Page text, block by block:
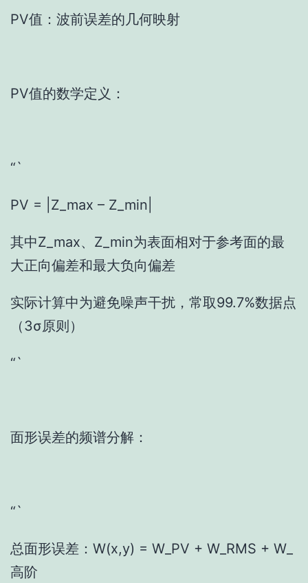
PV值：波前误差的几何映射
PV值的数学定义：
“`
PV = |Z_max – Z_min|
其中Z_max、Z_min为表面相对于参考面的最
大正向偏差和最大负向偏差
实际计算中为避免噪声干扰，常取99.7%数据点
（3σ原则）
“`
面形误差的频谱分解：
“`
总面形误差：W(x,y) = W_PV + W_RMS + W_
高阶